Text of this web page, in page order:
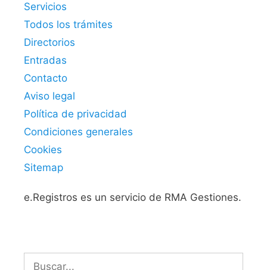
Servicios
Todos los trámites
Directorios
Entradas
Contacto
Aviso legal
Política de privacidad
Condiciones generales
Cookies
Sitemap
e.Registros es un servicio de RMA Gestiones.
Buscar: